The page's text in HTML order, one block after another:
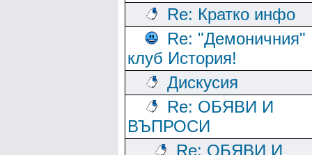
Re: Кратко инфо
Re: "Демоничния"
клуб История!
Дискусия
Re: ОБЯВИ И
ВЪПРОСИ
Re: ОБЯВИ И